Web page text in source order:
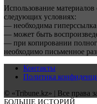
Использование
следующих условиях:
— необходима гиперссылка
— может быть
— при копировании
необходимо письменное
Контакты
Политика
© «Tribune.kz» | Все права
БОЛЬШЕ ИСТОРИЙ